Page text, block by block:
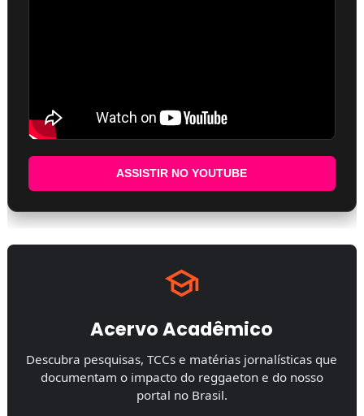
ASSISTIR NO YOUTUBE
Acervo Acadêmico
Descubra pesquisas, TCCs e matérias jornalísticas que
documentam o impacto do reggaeton e do nosso
portal no Brasil.